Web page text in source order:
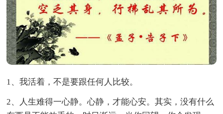
1、我活着，不是要跟任何人比较。
2、人生难得一心静。心静，才能心安。其实，没有什么